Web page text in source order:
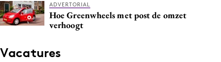
ADVERTORIAL
Hoe Greenwheels met post de omzet
verhoogt
Vacatures